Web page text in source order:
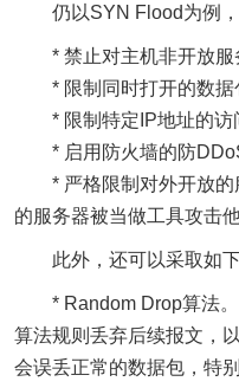
仍以SYN Flood为例，
* 禁止对主机非开放服
* 限制同时打开的数据
* 限制特定IP地址的访
* 启用防火墙的防
* 严格限制对外开放的
的服务器被当做工具攻击他
此外，还可以采取如下
* Random Drop算法。
算法规则丢弃后续报文，
会误丢正常的数据包，特